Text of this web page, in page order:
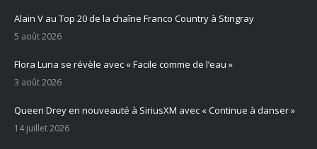
Alain V au Top 20 de la chaîne Franco Country à Stingray
5 août 2026
Flora Luna se révèle avec « Facile comme de l’eau »
3 août 2026
Queen Drey en nouveauté à SiriusXM avec « Continue à danser »
14 juillet 2026